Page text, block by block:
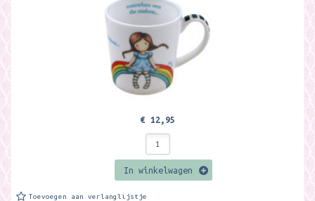
€ 12,95
In winkelwagen
Toevoegen aan verlanglijstje